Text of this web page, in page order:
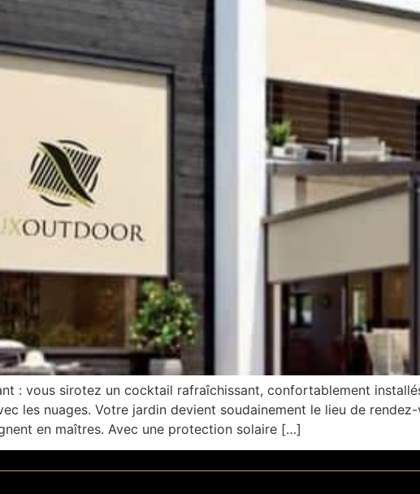
: vous sirotez un cocktail rafraîchissant, confortablement
les nuages. Votre jardin devient soudainement le lieu de
en maîtres. Avec une protection solaire […]